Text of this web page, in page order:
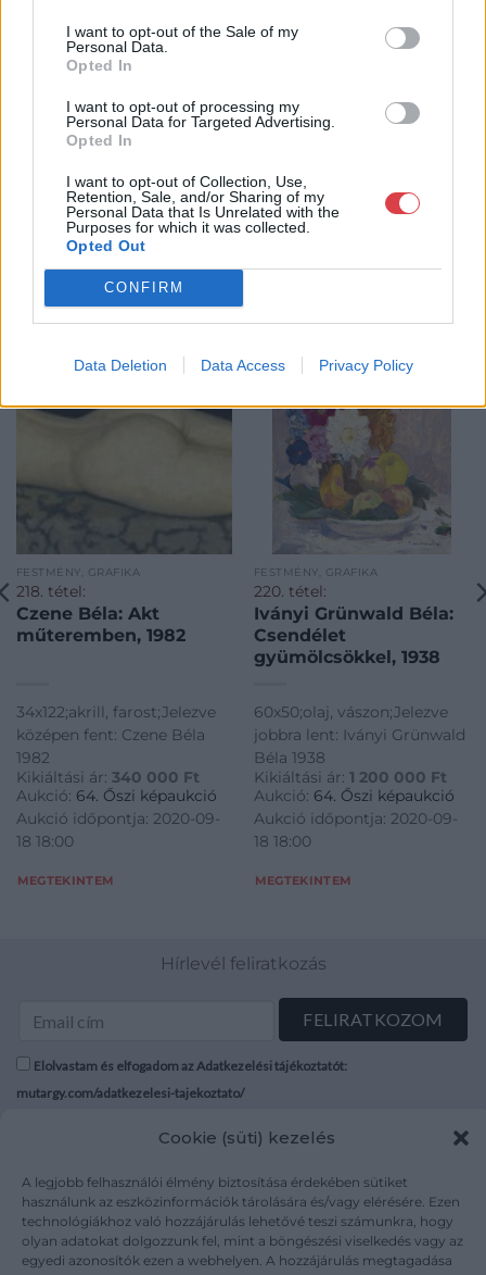
I want to opt-out of the Sale of my
Personal Data.
Opted In
I want to opt-out of processing my
Personal Data for Targeted Advertising.
Opted In
I want to opt-out of Collection, Use,
Retention, Sale, and/or Sharing of my
Personal Data that Is Unrelated with the
Purposes for which it was collected.
Opted Out
CONFIRM
Data Deletion Data Access Privacy Policy
Cookie (süti) kezelés
A legjobb felhasználói élmény biztosítása érdekében sütiket
használunk az eszközinformációk tárolására és/vagy elérésére. Ezen
technológiákhoz való hozzájárulás lehetővé teszi számunkra, hogy
olyan adatokat dolgozzunk fel, mint a böngészési viselkedés vagy az
egyedi azonosítók ezen a webhelyen. A hozzájárulás megtagadása
festészet és szecessziós Zsolnay kerámiák adás-vétele és
aukcionálása. Exkluzív aukciók évente 3 alkalommal.
GALÉRIA TOVÁBBI MŰTÁRGYAI
KAPCSOLÓDÓ MŰTÁRGYAK
FESTMÉNY, GRAFIKA
218. tétel:
Czene Béla: Akt
műteremben, 1982
34x122;akrill, farost;Jelezve
középen fent: Czene Béla
1982
Kikiáltási ár: 340 000 Ft
Aukció: 64. Őszi képaukció
Aukció időpontja: 2020-09-
18 18:00
MEGTEKINTEM
FESTMÉNY, GRAFIKA
220. tétel:
Iványi Grünwald Béla:
Csendélet
gyümölcsökkel, 1938
60x50;olaj, vászon;Jelezve
jobbra lent: Iványi Grünwald
Béla 1938
Kikiáltási ár: 1 200 000 Ft
Aukció: 64. Őszi képaukció
Aukció időpontja: 2020-09-
18 18:00
MEGTEKINTEM
Hírlevél feliratkozás
Elolvastam és elfogadom az Adatkezelési tájékoztatót:
mutargy.com/adatkezelesi-tajekoztato/
Médiaajánlat
Karrier
Kapcsolat
Áraink
ÁSZF
Adatvédelem
Impresszum